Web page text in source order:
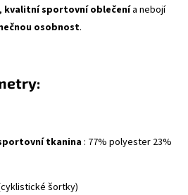
, kvalitní sportovní oblečenía nebojí
osobnost.
tkanina : 77% polyester 23%
šortky)